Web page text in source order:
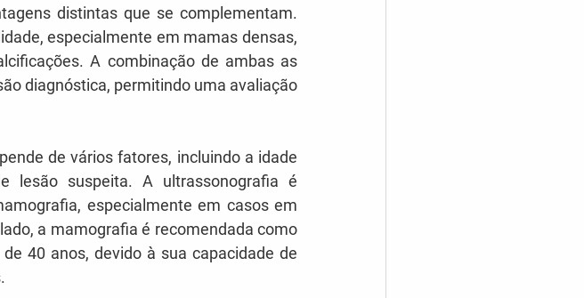
distintas que se complementam.
especialmente em mamas densas,
A combinação de ambas as
diagnóstica, permitindo uma avaliação
de vários fatores, incluindo a idade
lesão suspeita. A ultrassonografia é
especialmente em casos em
a mamografia é recomendada como
40 anos, devido à sua capacidade de